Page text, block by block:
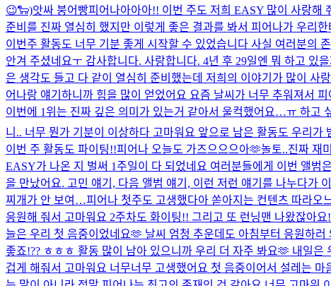
😉🐑)앗싸 붕어빵피어나아아아!! 이번 주도 저희 EASY 많이 사랑해
준비를 진짜 열심히 했지만 이렇게 좋은 결과를 봐서 피어나가 우리
이번주 활동도 너무 기분 좋게 시작할 수 있었습니다 사실 여러분의
안겨 주셨네요ㅜ 감사합니다. 사랑합니다. 4년 후 29일엔 뭐 하고
은 생각도 들고 다 같이 열심히 준비했는데 저희의 이야기가 많이 사
어나랑 얘기하니까 힘을 많이 얻었어요 요즘 날씨가 너무 추워져서
이번에 1위는 진짜 깊은 의미가 있는거 같아서 울컥했어요…ㅠ 하고
니.. 너무 뭔가 기분이 이상하다 고마워요 앞으로 남은 활동도 우리
이번 주 활동도 파이팅!!피어나 오늘도 가즈으으으아🫶놀토..진짜 재
EASY가 나온 지 벌써 1주일이 다 되었네요 여러분들에게 이번 앨범
을 만났어요. 고민 얘기, 다음 앨범 얘기, 이런 저런 얘기를 나누다가
찌개가 안 보여…피어나 첫주도 고생했다아 쏟아지는 컨텐츠 따라오
응원해 줘서 고마워요 2주차도 화이팅!! 그리고 또 런닝맨 나왔잖아
늘은 우리 첫 음중이었네요🫶 날씨 엄청 추운데도 아침부터 응원하
좋죠!?? ㅎㅎㅎ 활동 많이 남아 있으니까 우리 더 자주 봐요🫶 내일
겁게 해줘서 고마워요 너무너무 고생했어요 첫 음중이어서 설레는